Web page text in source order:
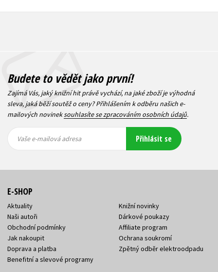
Budete to vědět jako první!
Zajímá Vás, jaký knižní hit právě vychází, na jaké zboží je výhodná
sleva, jaká běží soutěž o ceny? Přihlášením k odběru našich e-
mailových novineksouhlasíte se zpracováním osobních údajů.
mailová
mailová
Vaše e-mailová adresa Přihlásit se
E-SHOP
Aktuality
Naši autoři
Obchodní podmínky
Jak nakoupit
Doprava a platba
Benefitní a slevové programy
Knižní novinky
Dárkové poukazy
Affiliate program
Ochrana soukromí
Zpětný odběr elektroodpadu